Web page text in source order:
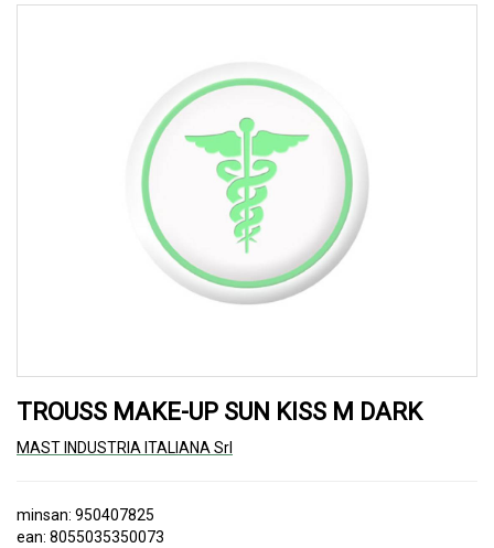
TROUSS MAKE-UP SUN KISS M DARK
MAST INDUSTRIA ITALIANA Srl
minsan: 950407825
ean: 8055035350073